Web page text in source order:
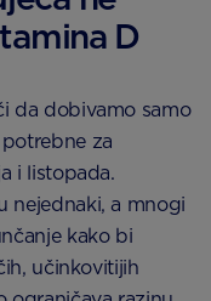
D
da dobivamo samo
za
i listopada.
nejednaki, a mnogi
kako bi
učinkovitijih